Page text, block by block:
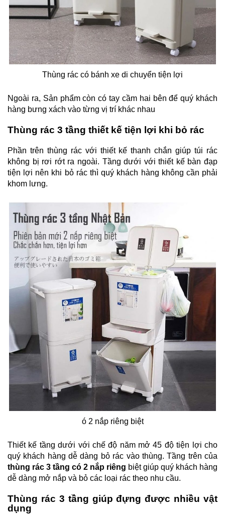
Thùng rác có bánh xe di chuyển tiện lợi
Ngoài ra, Sản phẩm còn có tay cầm hai bên để quý khách
hàng bưng xách vào từng vị trí khác nhau
Thùng rác 3 tầng thiết kế tiện lợi khi bỏ rác
Phần trên thùng rác với thiết kế thanh chắn giúp túi rác
không bị rơi rớt ra ngoài. Tầng dưới với thiết kế bàn đạp
tiện lợi nên khi bỏ rác thì quý khách hàng không cần phải
khom lưng.
ó 2 nắp riêng biệt
Thiết kế tầng dưới với chế độ năm mở 45 độ tiện lợi cho
quý khách hàng dễ dàng bỏ rác vào thùng. Tầng trên của
thùng rác 3 tầng có 2 nắp riêng biệt giúp quý khách hàng
dễ dàng mở nắp và bỏ các loại rác theo nhu cầu.
Thùng rác 3 tầng giúp đựng được nhiều vật
dụng